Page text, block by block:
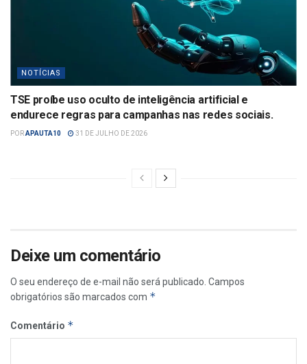
NOTÍCIAS
TSE proíbe uso oculto de inteligência artificial e
endurece regras para campanhas nas redes sociais.
PORAPAUTA10 31 DE JULHO DE 2026
Deixe um comentário
O seu endereço de e-mail não será publicado. Campos
obrigatórios são marcados com *
Comentário *